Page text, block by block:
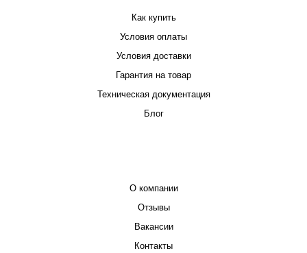
Как купить
Условия оплаты
Условия доставки
Гарантия на товар
Техническая документация
Блог
О компании
Отзывы
Вакансии
Контакты